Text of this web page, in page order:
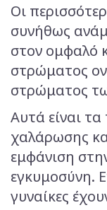
Οι
συνήθως
στον ομφαλό
στρώματος
στρώματος
Αυτά είναι
χαλάρωσης
εμφάνιση
εγκυμοσύνη.
γυναίκες